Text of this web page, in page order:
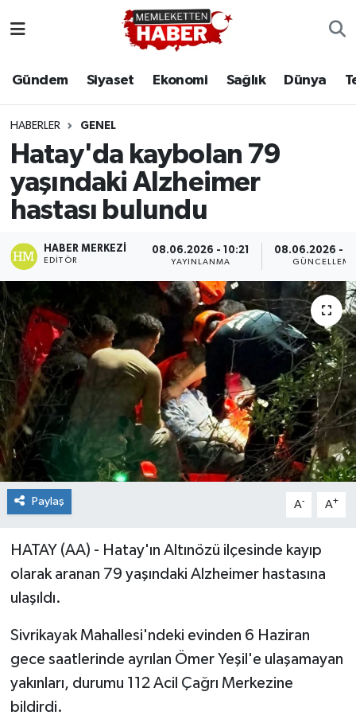
Gündem Siyaset Ekonomi Sağlık Dünya
HABERLER GENEL
Hatay'da kaybolan 79
yaşındaki Alzheimer
hastası bulundu
HABER MERKEZI
EDITÖR
08.06.2026 - 10:21
YAYINLANMA
08.06.2026 -
GÜNCELLEME
Paylaş A- A+
HATAY (AA) - Hatay'ın Altınözü ilçesinde kayıp
olarak aranan 79 yaşındaki Alzheimer hastasına
ulaşıldı.
Sivrikayak Mahallesi'ndeki evinden 6 Haziran
gece saatlerinde ayrılan Ömer Yeşil'e ulaşamayan
yakınları, durumu 112 Acil Çağrı Merkezine
bildirdi.